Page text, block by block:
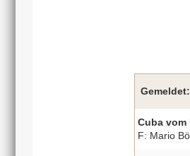
Cuba vom
F: Mario